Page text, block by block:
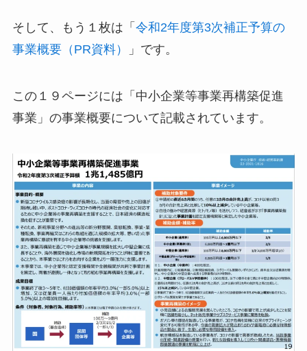
そして、もう１枚は「 令和2年度第3次補正予算の
事業概要（PR資料）
」です。
この１９ページには「中⼩企業等事業再構築促進
事業」の事業概要について記載されています。